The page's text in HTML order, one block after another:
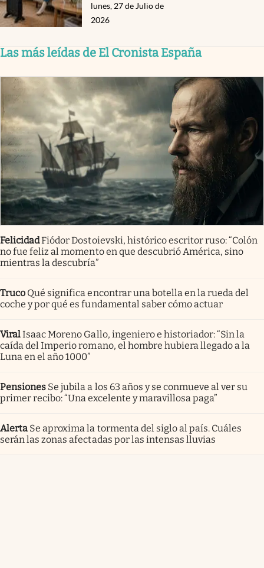
lunes, 27 de Julio de
2026
Las más leídas de El Cronista España
FelicidadFiódor Dostoievski, histórico escritor ruso: “Colón
no fue feliz al momento en que descubrió América, sino
mientras la descubría”
Truco Qué significa encontrar una botella en la rueda del
coche y por qué es fundamental saber cómo actuar
ViralIsaac Moreno Gallo, ingeniero e historiador: “Sin la
caída del Imperio romano, el hombre hubiera llegado a la
Luna en el año 1000”
Pensiones Se jubila a los 63 años y se conmueve al ver su
primer recibo: “Una excelente y maravillosa paga”
Alerta Se aproxima la tormenta del siglo al país. Cuáles
serán las zonas afectadas por las intensas lluvias